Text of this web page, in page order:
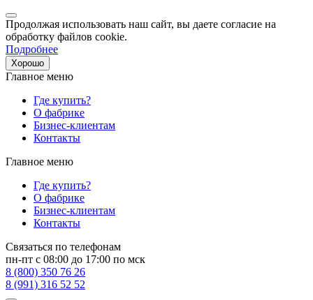
Продолжая использовать наш сайт, вы даете согласие на
обработку файлов cookie.
Подробнее
Хорошо
Главное меню
Где купить?
О фабрике
Бизнес-клиентам
Контакты
Главное меню
Где купить?
О фабрике
Бизнес-клиентам
Контакты
Связаться по телефонам
пн-пт с 08:00 до 17:00 по мск
8 (800) 350 76 26
8 (991) 316 52 52